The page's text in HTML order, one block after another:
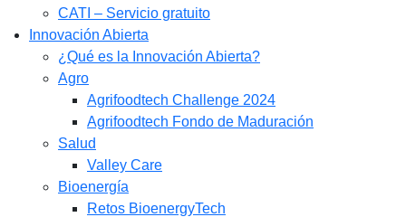
CATI – Servicio gratuito
Innovación Abierta
¿Qué es la Innovación Abierta?
Agro
Agrifoodtech Challenge 2024
Agrifoodtech Fondo de Maduración
Salud
Valley Care
Bioenergía
Retos BioenergyTech